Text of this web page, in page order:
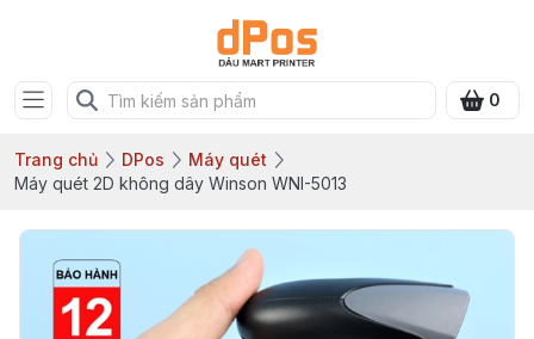
0
Trang chủ DPos
Máy quét
Máy quét 2D không dây Winson WNI-5013